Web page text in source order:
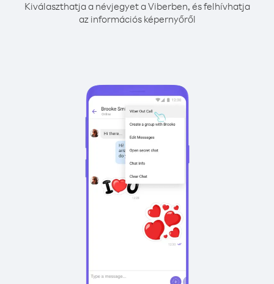
Kiválaszthatja a névjegyet a Viberben, és felhívhatja
az információs képernyőről